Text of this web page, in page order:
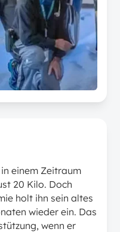
einem Zeitraum
20 Kilo. Doch
holt ihn sein altes
wieder ein. Das
wenn er